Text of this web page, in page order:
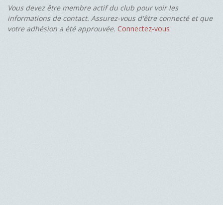
Vous devez être membre actif du club pour voir les
informations de contact. Assurez-vous d'être connecté et que
votre adhésion a été approuvée. Connectez-vous